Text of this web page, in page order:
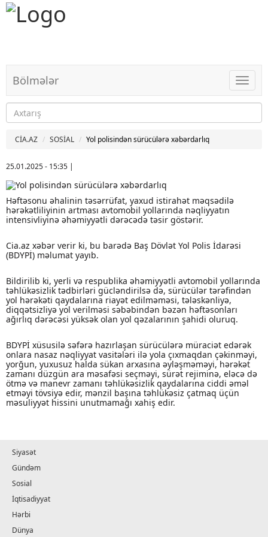
Bölmələr
CİA.AZ SOSİAL Yol polisindən sürücülərə xəbərdarlıq
25.01.2025 - 15:35 |
Həftəsonu əhalinin təsərrüfat, yaxud istirahət məqsədilə
hərəkətliliyinin artması avtomobil yollarında nəqliyyatın
intensivliyinə əhəmiyyətli dərəcədə təsir göstərir.
Cia.az xəbər verir ki, bu barədə Baş Dövlət Yol Polis İdarəsi
(BDYPİ) məlumat yayıb.
Bildirilib ki, yerli və respublika əhəmiyyətli avtomobil yollarında
təhlükəsizlik tədbirləri gücləndirilsə də, sürücülər tərəfindən
yol hərəkəti qaydalarına riayət edilməməsi, tələskənliyə,
diqqətsizliyə yol verilməsi səbəbindən bəzən həftəsonları
ağırlıq dərəcəsi yüksək olan yol qəzalarının şahidi oluruq.
BDYPİ xüsusilə səfərə hazırlaşan sürücülərə müraciət edərək
onlara nasaz nəqliyyat vasitələri ilə yola çıxmaqdan çəkinməyi,
yorğun, yuxusuz halda sükan arxasına əyləşməməyi, hərəkət
zamanı düzgün ara məsafəsi seçməyi, sürət rejiminə, eləcə də
ötmə və manevr zamanı təhlükəsizlik qaydalarına ciddi əməl
etməyi tövsiyə edir, mənzil başına təhlükəsiz çatmaq üçün
məsuliyyət hissini unutmamağı xahiş edir.
Siyasət
Gündəm
Sosial
İqtisadiyyat
Hərbi
Dünya